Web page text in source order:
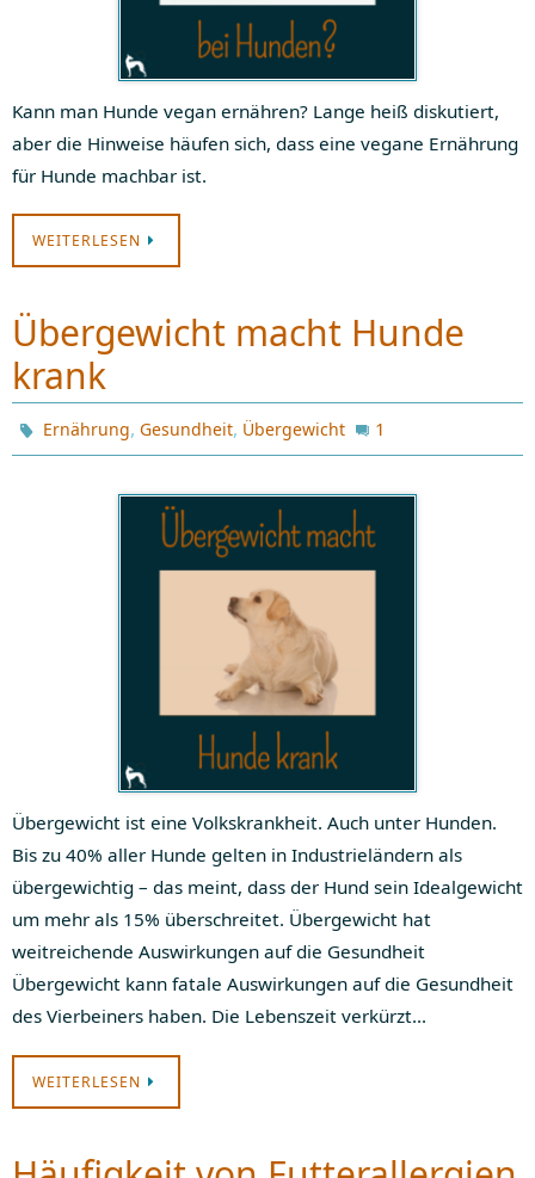
Kann man Hunde vegan ernähren? Lange heiß diskutiert,
aber die Hinweise häufen sich, dass eine vegane Ernährung
für Hunde machbar ist.
WEITERLESEN
Übergewicht macht Hunde
krank
Ernährung,Gesundheit, Übergewicht 1
Übergewicht ist eine Volkskrankheit. Auch unter Hunden.
Bis zu 40% aller Hunde gelten in Industrieländern als
übergewichtig – das meint, dass der Hund sein Idealgewicht
um mehr als 15% überschreitet. Übergewicht hat
weitreichende Auswirkungen auf die Gesundheit
Übergewicht kann fatale Auswirkungen auf die Gesundheit
des Vierbeiners haben. Die Lebenszeit verkürzt…
WEITERLESEN